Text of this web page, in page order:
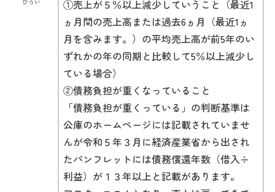
①売上が５％以上減少していうこと（最近1
ヵ月間の売上高または過去6ヵ月（最近1ヵ
月を含みます。）の平均売上高が前5年のい
ずれかの年の同期と比較して5％以上減少し
ている場合）
②債務負担が重くなっていること
「債務負担が重くっている」の判断基準は
公庫のホームページには記載されていませ
んが令和５年３月に経済産業省から出され
たパンフレットには債務償還年数（借入÷
利益）が１３年以上と記載があります。